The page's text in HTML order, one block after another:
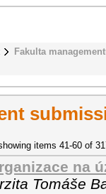
Fakulta
items 41-60 of
na
Tomáše